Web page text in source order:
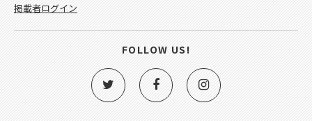
掲載者ログイン
FOLLOW US!